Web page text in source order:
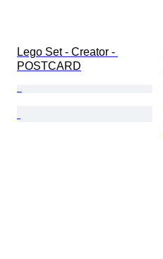
Lego Set - Creator -
POSTCARD